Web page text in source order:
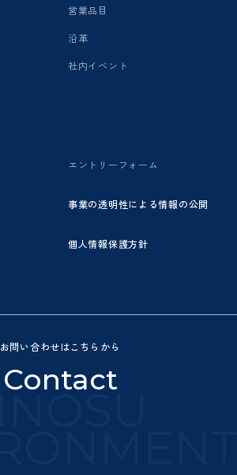
営業品目
沿革
社内イベント
エントリーフォーム
事業の透明性による情報の公開
個人情報保護方針
お問い合わせはこちらから
Contact